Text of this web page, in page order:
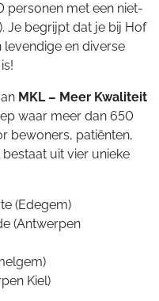
personen met een niet-
Je begrijpt dat je bij Hof
en diverse
MKL – Meer Kwaliteit
waar meer dan 650
bewoners, patiënten,
uit vier unieke
(Edegem)
(Antwerpen
Kiel)